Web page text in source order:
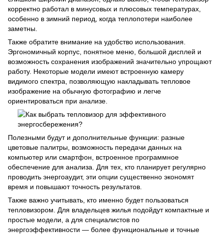
корректно работал в минусовых и плюсовых температурах,
особенно в зимний период, когда теплопотери наиболее
заметны.
Также обратите внимание на удобство использования.
Эргономичный корпус, понятное меню, большой дисплей и
возможность сохранения изображений значительно упрощают
работу. Некоторые модели имеют встроенную камеру
видимого спектра, позволяющую накладывать тепловое
изображение на обычную фотографию и легче
ориентироваться при анализе.
Полезными будут и дополнительные функции: разные
цветовые палитры, возможность передачи данных на
компьютер или смартфон, встроенное программное
обеспечение для анализа. Для тех, кто планирует регулярно
проводить энергоаудит, эти опции существенно экономят
время и повышают точность результатов.
Также важно учитывать, кто именно будет пользоваться
тепловизором. Для владельцев жилья подойдут компактные и
простые модели, а для специалистов по
энергоэффективности — более функциональные и точные